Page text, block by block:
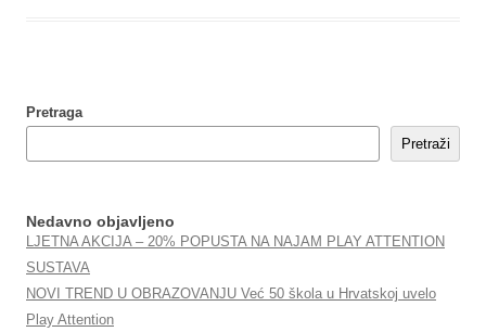
Pretraga
Pretraži
Nedavno objavljeno
LJETNA AKCIJA – 20% POPUSTA NA NAJAM PLAY ATTENTION
SUSTAVA
NOVI TREND U OBRAZOVANJU Već 50 škola u Hrvatskoj uvelo
Play Attention